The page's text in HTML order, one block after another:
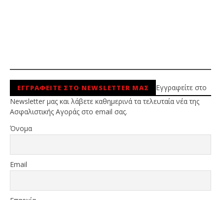
ΕΓΓΡΑΦΕΙΤΕ ΣΤΟ NEWSLETTER ΜΑΣ
Εγγραφείτε στο
Newsletter μας και λάβετε καθημερινά τα τελευταία νέα της
Ασφαλιστικής Αγοράς στο email σας.
Όνομα
Email